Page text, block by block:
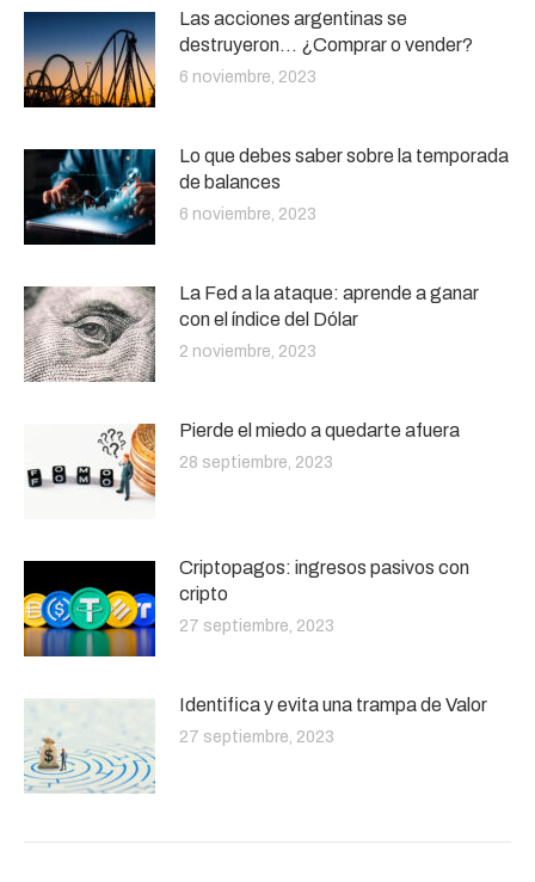
Las acciones argentinas se
destruyeron… ¿Comprar o vender?
6 noviembre, 2023
Lo que debes saber sobre la temporada
de balances
6 noviembre, 2023
La Fed a la ataque: aprende a ganar
con el índice del Dólar
2 noviembre, 2023
Pierde el miedo a quedarte afuera
28 septiembre, 2023
Criptopagos: ingresos pasivos con
cripto
27 septiembre, 2023
Identifica y evita una trampa de Valor
27 septiembre, 2023